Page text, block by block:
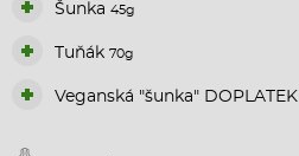
Šunka 45g
Tuňák 70g
Veganská "šunka" DOPLATEK